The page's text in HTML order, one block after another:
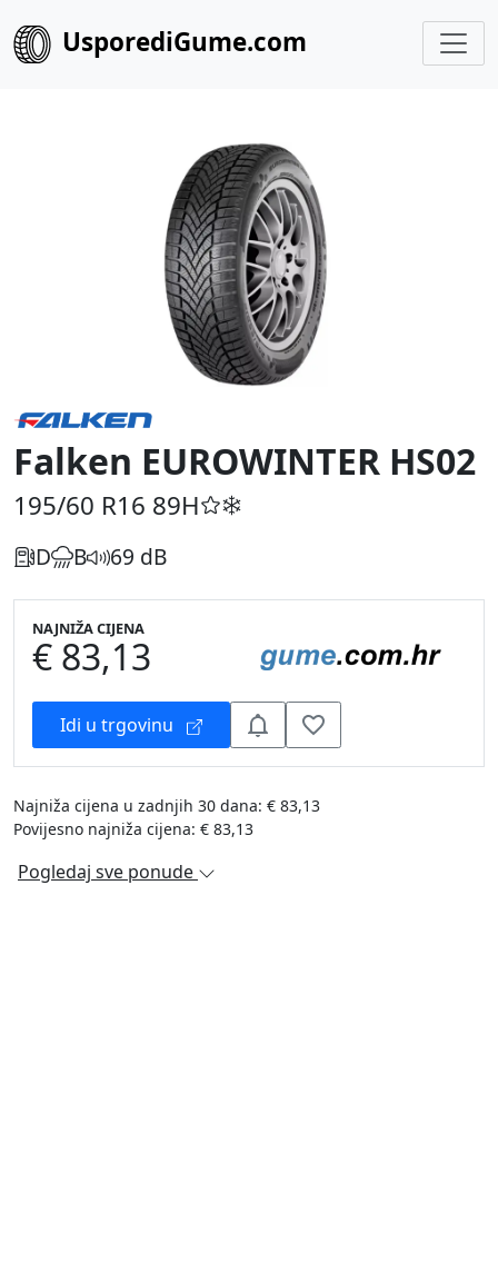
UsporediGume.com
Falken EUROWINTER HS02
195/60 R16 89H
D B 69 dB
NAJNIŽA CIJENA
€ 83,13
Idi u trgovinu
Najniža cijena u zadnjih 30 dana: € 83,13
Povijesno najniža cijena: € 83,13
Pogledaj sve ponude